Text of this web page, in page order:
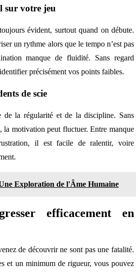
sur votre jeu
évident, surtout quand on débute.
un rythme alors que le tempo n’est pas
manque de fluidité. Sans regard
précisément vos points faibles.
de scie
de la régularité et de la discipline. Sans
la motivation peut fluctuer. Entre manque
il est facile de ralentir, voire
Exploration de l'Âme Humaine
efficacement en
de découvrir ne sont pas une fatalité.
et un minimum de rigueur, vous pouvez